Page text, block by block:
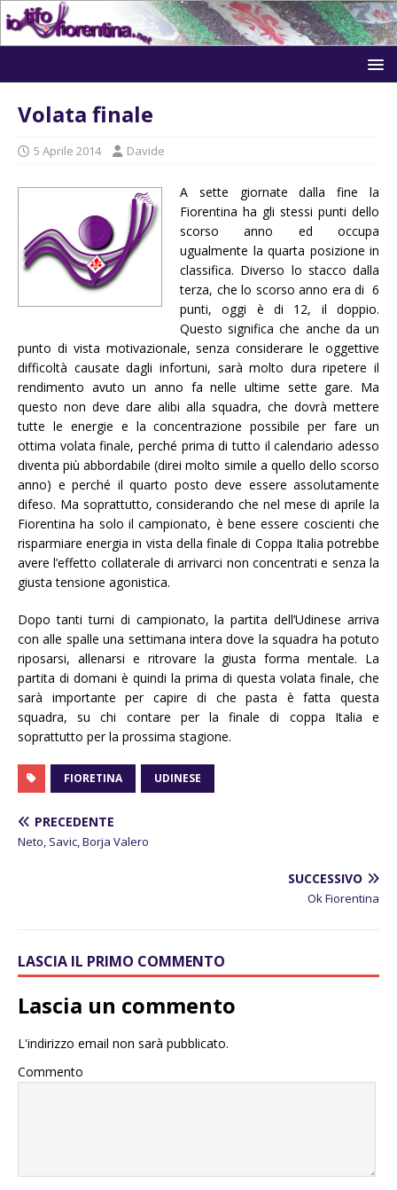
Volata finale
5 Aprile 2014 Davide
A sette giornate dalla fine la
Fiorentina ha gli stessi punti dello
scorso anno ed occupa
ugualmente la quarta posizione in
classifica. Diverso lo stacco dalla
terza, che lo scorso anno era di 6
punti, oggi è di 12, il doppio.
Questo significa che anche da un
punto di vista motivazionale, senza considerare le oggettive
difficoltà causate dagli infortuni, sarà molto dura ripetere il
rendimento avuto un anno fa nelle ultime sette gare. Ma
questo non deve dare alibi alla squadra, che dovrà mettere
tutte le energie e la concentrazione possibile per fare un
ottima volata finale, perché prima di tutto il calendario adesso
diventa più abbordabile (direi molto simile a quello dello scorso
anno) e perché il quarto posto deve essere assolutamente
difeso. Ma soprattutto, considerando che nel mese di aprile la
Fiorentina ha solo il campionato, è bene essere coscienti che
risparmiare energia in vista della finale di Coppa Italia potrebbe
avere l’effetto collaterale di arrivarci non concentrati e senza la
giusta tensione agonistica.
Dopo tanti turni di campionato, la partita dell’Udinese arriva
con alle spalle una settimana intera dove la squadra ha potuto
riposarsi, allenarsi e ritrovare la giusta forma mentale. La
partita di domani è quindi la prima di questa volata finale, che
sarà importante per capire di che pasta è fatta questa
squadra, su chi contare per la finale di coppa Italia e
soprattutto per la prossima stagione.
FIORETINA UDINESE
PRECEDENTE
Neto, Savic, Borja Valero
SUCCESSIVO
Ok Fiorentina
LASCIA IL PRIMO COMMENTO
Lascia un commento
L'indirizzo email non sarà pubblicato.
Commento